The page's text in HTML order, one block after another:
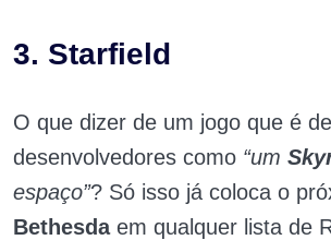
3. Starfield
O que dizer de um jogo que é
desenvolvedores como “um
espaço”? Só isso já coloca o
Bethesdaem qualquer lista de